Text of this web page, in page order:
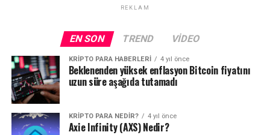
REKLAM
EN SON TREND VIDEO
KRIPTO PARA HABERLERI 4 yıl önce
Beklenenden yüksek enflasyon Bitcoin fiyatını
uzun süre aşağıda tutamadı
KRIPTO PARA NEDIR? 4 yıl önce
Axie Infinity (AXS) Nedir?